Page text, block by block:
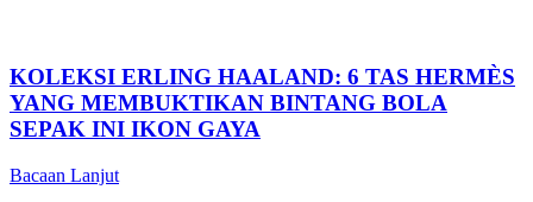
KOLEKSI ERLING HAALAND: 6 TAS HERMÈS
YANG MEMBUKTIKAN BINTANG BOLA
SEPAK INI IKON GAYA
Bacaan Lanjut